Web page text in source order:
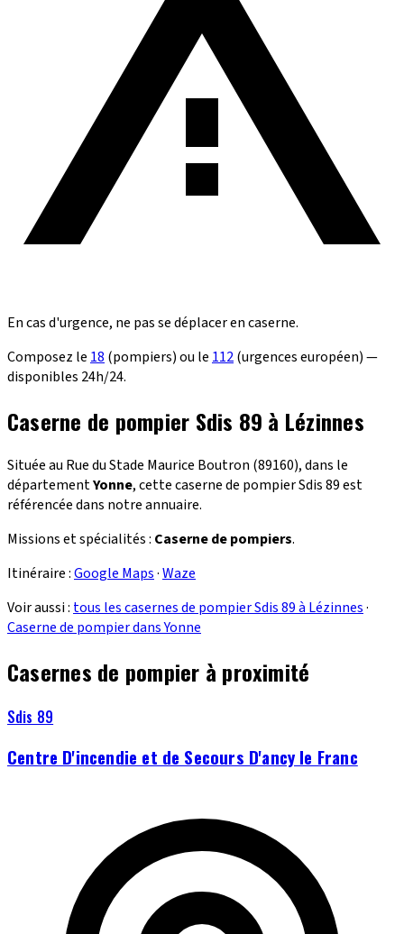
En cas d'urgence, ne pas se déplacer en caserne.
Composez le 18 (pompiers) ou le 112(urgences européen) —
disponibles 24h/24.
Caserne de pompier Sdis 89 à Lézinnes
Située au Rue du Stade Maurice Boutron (89160), dans le
départementYonne, cette caserne de pompier Sdis 89 est
référencée dans notre annuaire.
Missions et spécialités : Caserne de pompiers.
Itinéraire :Google Maps·Waze
Voir aussi : tous les casernes de pompier Sdis 89 à Lézinnes·
Caserne de pompier dans Yonne
Casernes de pompier à proximité
Sdis 89
Centre D'incendie et de Secours D'ancy le Franc